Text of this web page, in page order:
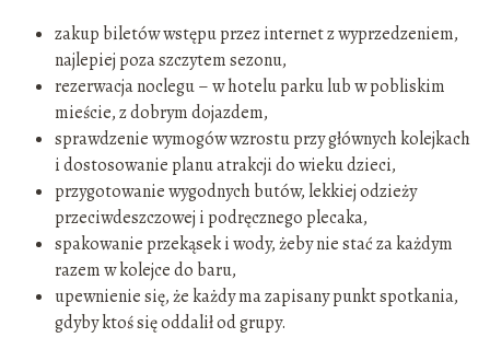
zakup biletów wstępu przez internet z wyprzedzeniem,
najlepiej poza szczytem sezonu,
rezerwacja noclegu – w hotelu parku lub w pobliskim
mieście, z dobrym dojazdem,
sprawdzenie wymogów wzrostu przy głównych kolejkach
i dostosowanie planu atrakcji do wieku dzieci,
przygotowanie wygodnych butów, lekkiej odzieży
przeciwdeszczowej i podręcznego plecaka,
spakowanie przekąsek i wody, żeby nie stać za każdym
razem w kolejce do baru,
upewnienie się, że każdy ma zapisany punkt spotkania,
gdyby ktoś się oddalił od grupy.